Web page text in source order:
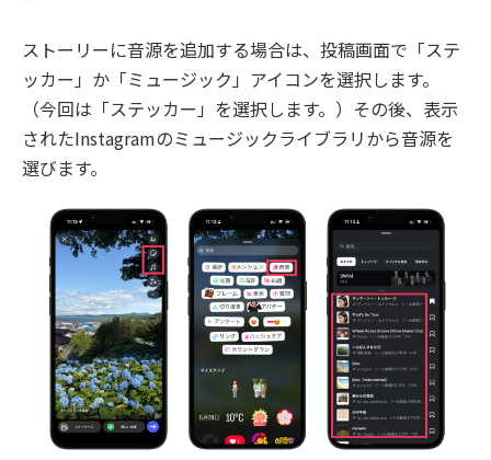
ストーリーに音源を追加する場合は、投稿画面で「ステ
ッカー」か「ミュージック」アイコンを選択します。
（今回は「ステッカー」を選択します。）その後、表示
されたInstagramのミュージックライブラリから音源を
選びます。